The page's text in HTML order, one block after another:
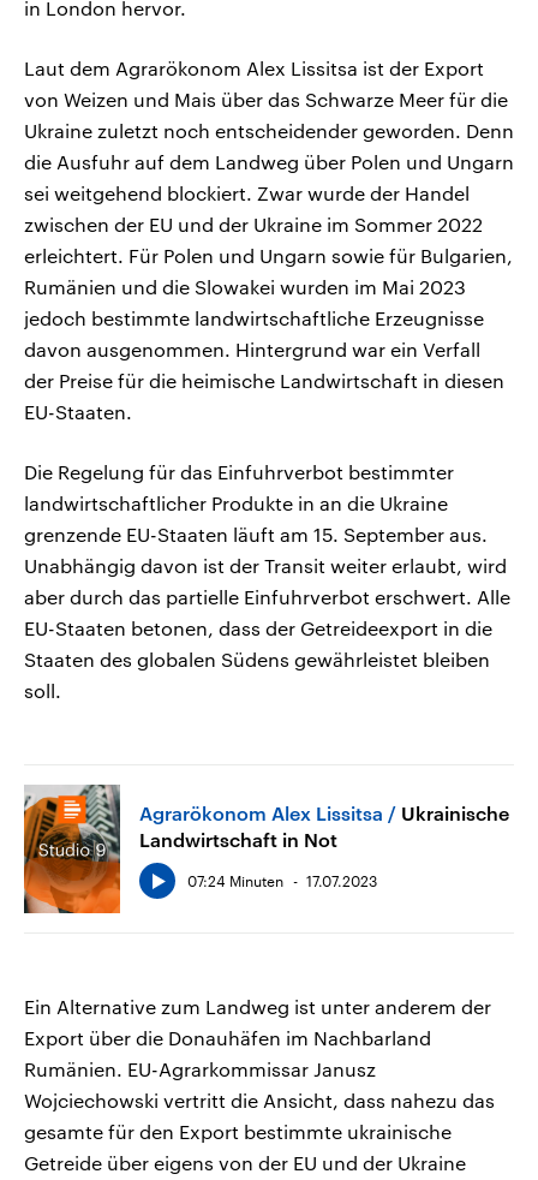
in London hervor.
Laut dem Agrarökonom Alex Lissitsa ist der Export
von Weizen und Mais über das Schwarze Meer für die
Ukraine zuletzt noch entscheidender geworden. Denn
die Ausfuhr auf dem Landweg über Polen und Ungarn
sei weitgehend blockiert. Zwar wurde der Handel
zwischen der EU und der Ukraine im Sommer 2022
erleichtert. Für Polen und Ungarn sowie für Bulgarien,
Rumänien und die Slowakei wurden im Mai 2023
jedoch bestimmte landwirtschaftliche Erzeugnisse
davon ausgenommen. Hintergrund war ein Verfall
der Preise für die heimische Landwirtschaft in diesen
EU-Staaten.
Die Regelung für das Einfuhrverbot bestimmter
landwirtschaftlicher Produkte in an die Ukraine
grenzende EU-Staaten läuft am 15. September aus.
Unabhängig davon ist der Transit weiter erlaubt, wird
aber durch das partielle Einfuhrverbot erschwert. Alle
EU-Staaten betonen, dass der Getreideexport in die
Staaten des globalen Südens gewährleistet bleiben
soll.
Agrarökonom Alex Lissitsa
Ukrainische
Landwirtschaft in Not
07:24 Minuten 17.07.2023
Ein Alternative zum Landweg ist unter anderem der
Export über die Donauhäfen im Nachbarland
Rumänien. EU-Agrarkommissar Janusz
Wojciechowski vertritt die Ansicht, dass nahezu das
gesamte für den Export bestimmte ukrainische
Getreide über eigens von der EU und der Ukraine